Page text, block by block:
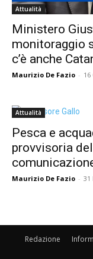
Attualità
Ministero
monitoraggio
c’è anche
Maurizio De Fazio - 16
Attualità
Pesca e
provvisoria
Maurizio De Fazio - 31
Redazione